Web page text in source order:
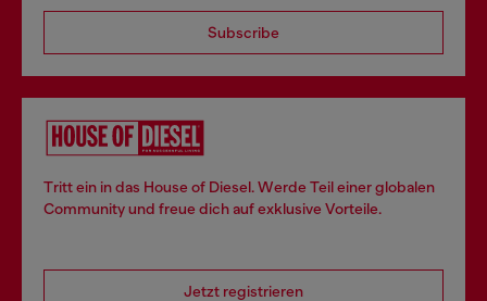
Subscribe
Tritt ein in das House of Diesel. Werde Teil einer globalen
Community und freue dich auf exklusive Vorteile.
Jetzt registrieren